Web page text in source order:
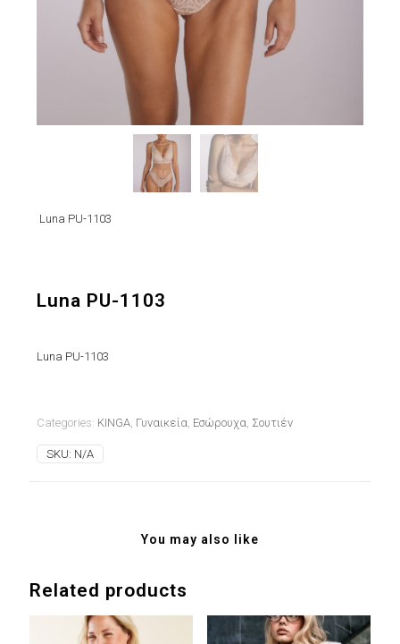
Luna PU-1103
Luna PU-1103
Luna PU-1103
Categories: KINGA, Γυναικεία, Εσώρουχα, Σουτιέν
SKU: N/A
You may also like
Related products